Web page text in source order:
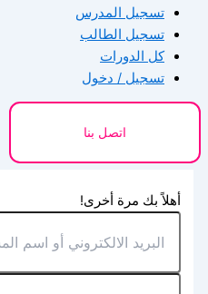
تسجيل المدرس
تسجيل الطالب
كل الدورات
تسجيل / دخول
اتصل بنا
أهلاً بك مرة أخرى!